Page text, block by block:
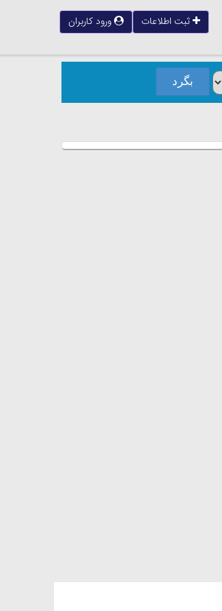
ثبت اطلاعات ورود کاربران